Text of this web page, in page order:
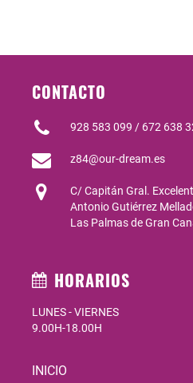
CONTACTO
928 583 099 / 672 638
z84@our-dream.es
C/ Capitán Gral.
Antonio Gutiérrez
Las Palmas de Gran
HORARIOS
LUNES - VIERNES
9.00H-18.00H
INICIO